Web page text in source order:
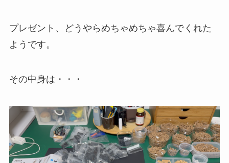
プレゼント、どうやらめちゃめちゃ喜んでくれた
ようです。
その中身は・・・